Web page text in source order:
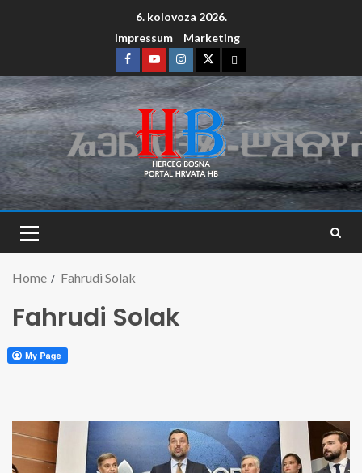
6. kolovoza 2026.
Impressum
Marketing
Home Fahrudi Solak
Fahrudi Solak